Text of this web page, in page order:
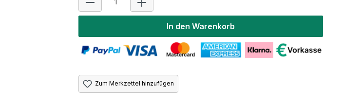
In den Warenkorb
Zum Merkzettel hinzufügen